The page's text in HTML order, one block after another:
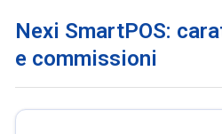
Nexi SmartPOS:
e commissioni